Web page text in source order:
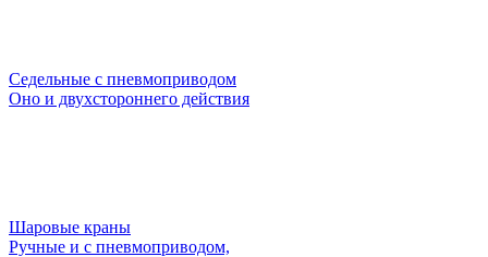
Седельные с пневмоприводом
Оно и двухстороннего действия
Шаровые краны
Ручные и с пневмоприводом,